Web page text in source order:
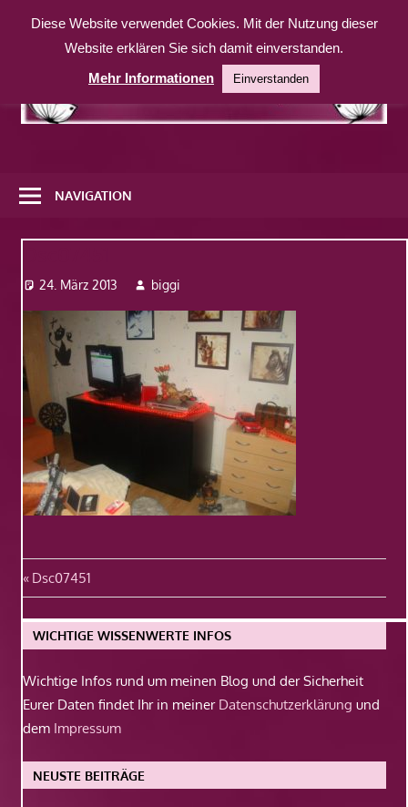
Inhalt
weitere
Website
NAVIGATION
24. März 2013 biggi
Beitragsnavigation
Vorheriger
Beitrag:
Dsc07451
WICHTIGE WISSENWERTE INFOS
Wichtige Infos rund um meinen Blog und der Sicherheit
Eurer Daten findet Ihr in meiner Datenschutzerklärung und
dem Impressum
NEUSTE BEITRÄGE
Diese Website verwendet Cookies. Mit der Nutzung dieser
Website erklären Sie sich damit einverstanden.
Mehr Informationen
Einverstanden